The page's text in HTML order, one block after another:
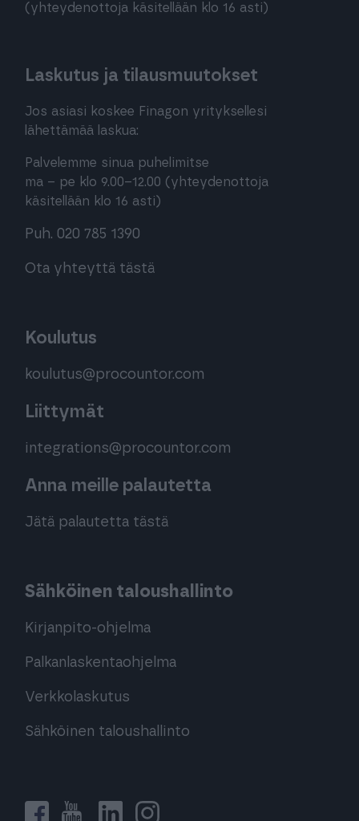
(yhteydenottoja käsitellään klo 16 asti)
Laskutus ja tilausmuutokset
Jos asiasi koskee Finagon yrityksellesi
lähettämää laskua:
Palvelemme sinua puhelimitse
ma – pe klo 9.00–12.00 (yhteydenottoja
käsitellään klo 16 asti)
Puh. 020 785 1390
Ota yhteyttä tästä
Koulutus
koulutus@procountor.com
Liittymät
integrations@procountor.com
Anna meille palautetta
Jätä palautetta tästä
Sähköinen taloushallinto
Kirjanpito-ohjelma
Palkanlaskentaohjelma
Verkkolaskutus
Sähköinen taloushallinto